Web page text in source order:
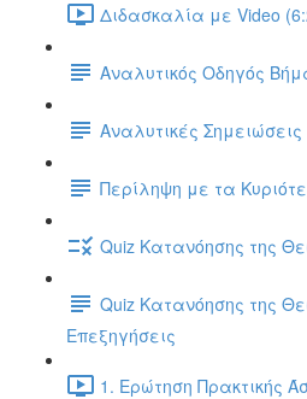
Διδασκαλία με Video
Αναλυτικός Οδηγός
Αναλυτικές Σημειώσεις
Περίληψη με τα
Quiz Κατανόησης της
Quiz Κατανόησης της
Επεξηγήσεις
1. Ερώτηση Πρακτικής